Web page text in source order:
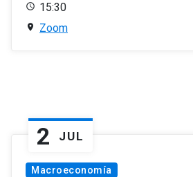
15:30
Zoom
2 JUL
Macroeconomía